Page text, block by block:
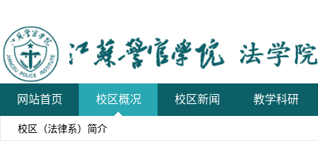
网站首页 校区概况 校区新闻 教学科研
备用
校区（法律系）简介